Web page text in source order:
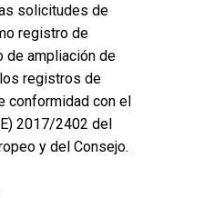
solicitudes de
registro de
de ampliación de
registros de
conformidad con el
2017/2402 del
y del Consejo.